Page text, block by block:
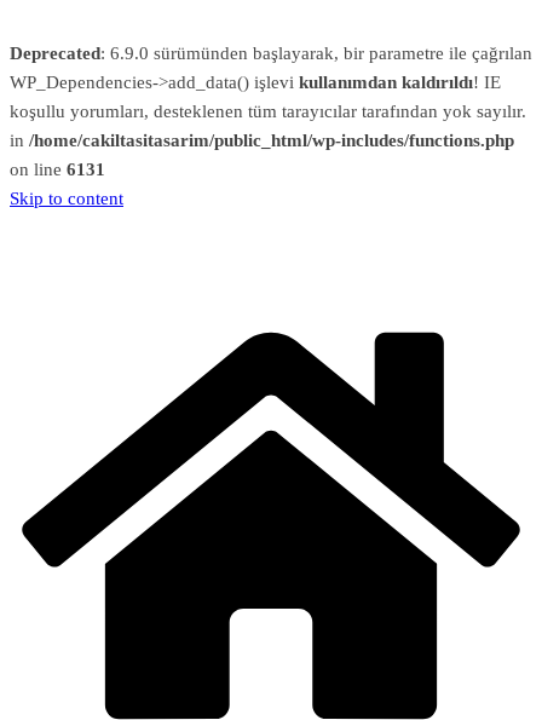
Deprecated: 6.9.0 sürümünden başlayarak, bir parametre ile çağrılan
WP_Dependencies->add_data() işlevi kullanımdan kaldırıldı! IE
koşullu yorumları, desteklenen tüm tarayıcılar tarafından yok sayılır.
in /home/cakiltasitasarim/public_html/wp-includes/functions.php
on line 6131
Skip to content